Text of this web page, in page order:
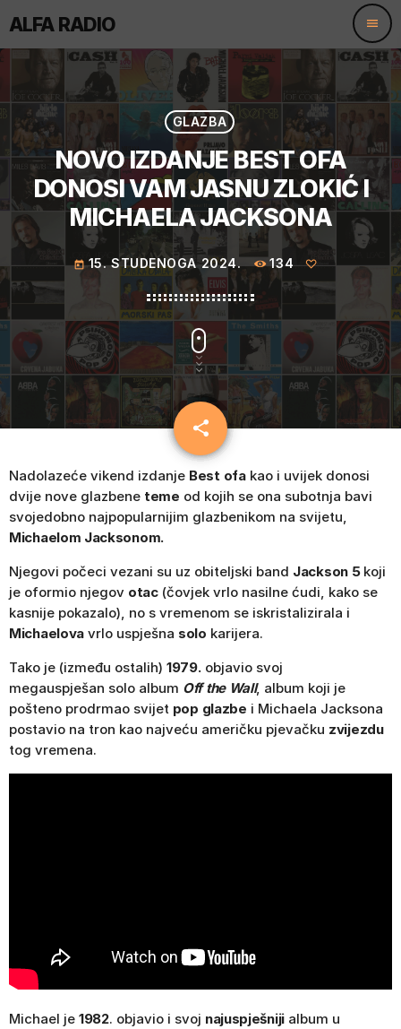
ALFA RADIO menu
GLAZBA
NOVO IZDANJE BEST OFA
DONOSI VAM JASNU ZLOKIĆ I
MICHAELA JACKSONA
today 15. STUDENOGA 2024. 134
share
email
Nadolazeće vikend izdanje Best ofakao i uvijek donosi
dvije nove glazbene teme od kojih se ona subotnja bavi
svojedobno najpopularnijim glazbenikom na svijetu,
Michaelom Jacksonom.
Njegovi počeci vezani su uz obiteljski band Jackson 5koji
je oformio njegov otac(čovjek vrlo nasilne ćudi, kako se
kasnije pokazalo), no s vremenom se iskristalizirala i
Michaelova vrlo uspješna solo karijera.
Tako je (između ostalih) 1979.objavio svoj
megauspješan solo album Off the Wall, album koji je
pošteno prodrmao svijet pop glazbe i Michaela Jacksona
postavio na tron kao najveću američku pjevačku zvijezdu
tog vremena.
Michael je 1982. objavio i svoj najuspješnijialbum u